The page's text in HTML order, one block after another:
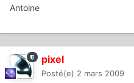
Antoine
pixel
Posté(e) 2 mars 2009